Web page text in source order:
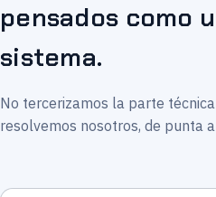
pensados como
sistema.
No tercerizamos la parte
resolvemos nosotros, de punta